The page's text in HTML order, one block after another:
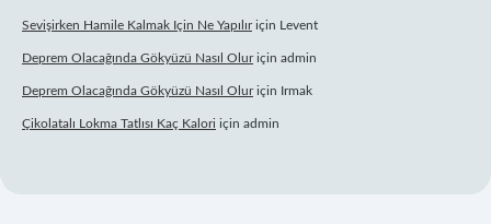
Sevişirken Hamile Kalmak Için Ne Yapılıriçin Levent
Deprem Olacağında Gökyüzü Nasıl Oluriçin admin
Deprem Olacağında Gökyüzü Nasıl Oluriçin Irmak
Çikolatalı Lokma Tatlısı Kaç Kalori için admin